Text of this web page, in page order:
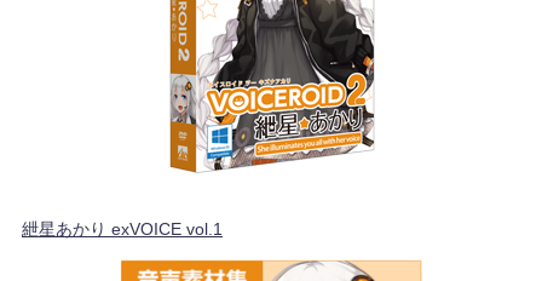
紲星あかり exVOICE vol.1